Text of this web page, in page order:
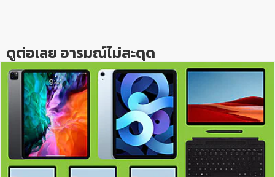
ดูต่อเลย อารมณ์ไม่สะดุด